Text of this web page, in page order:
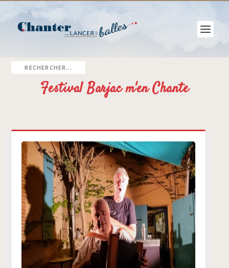
Festival Barjac m'en Chante